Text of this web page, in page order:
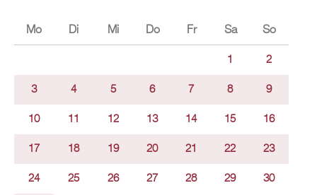
Mo Di Mi Do Fr Sa So
1 2
3 4 5 6 7 8 9
10 11 12 13 14 15 16
17 18 19 20 21 22 23
24 25 26 27 28 29 30